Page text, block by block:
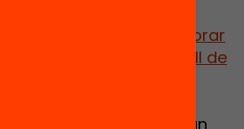
Què funciona per millorar
les transicions al treball de
miler d’estudis que
i aprofundiran